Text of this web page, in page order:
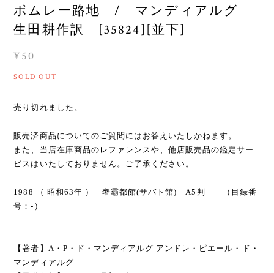
ポムレー路地 / マンディアルグ
生田耕作訳 [35824][並下]
¥50
SOLD OUT
売り切れました。
販売済商品についてのご質問にはお答えいたしかねます。
また、当店在庫商品のレファレンスや、他店販売品の鑑定サー
ビスはいたしておりません。ご了承ください。
1988 （ 昭和63年 ） 奢霸都館(サバト館) A5判 （目録番
号：-）
【著者】A・P・ド・マンディアルグ アンドレ・ピエール・ド・
マンディアルグ